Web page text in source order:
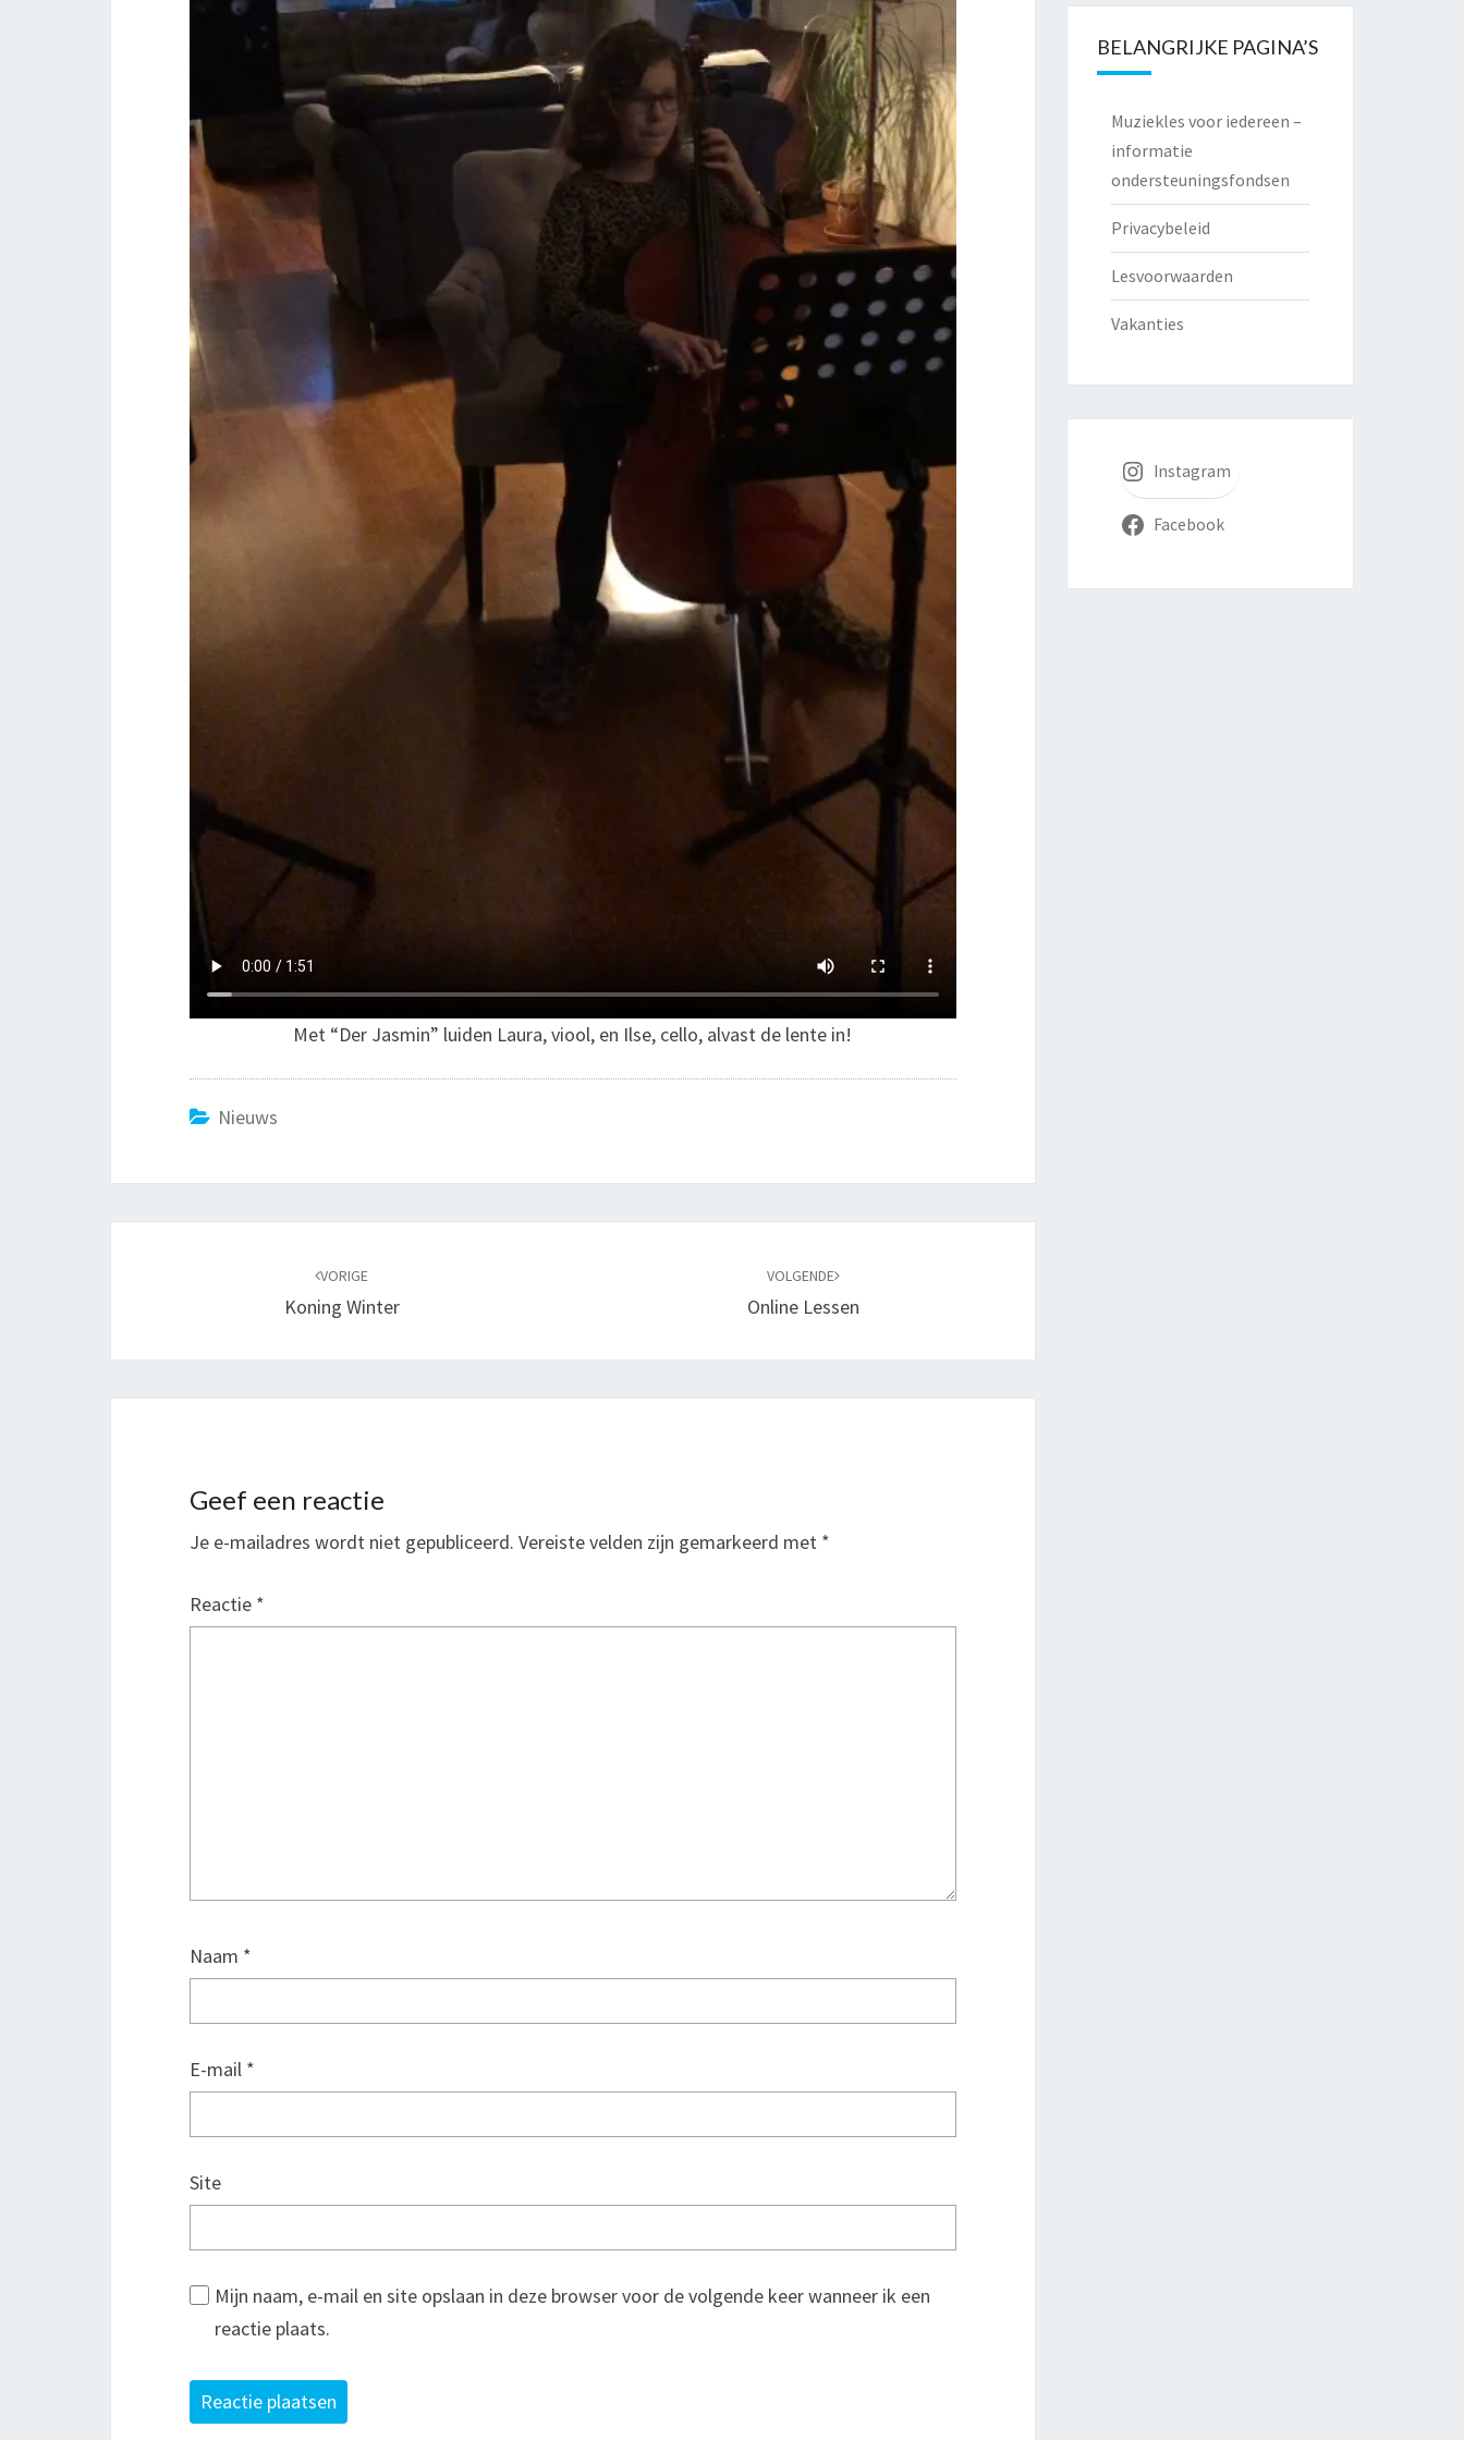
Met “Der Jasmin” luiden Laura, viool, en Ilse, cello, alvast de lente in!
Nieuws
VORIGE
Koning Winter
VOLGENDE
Online Lessen
Geef een reactie
Je e-mailadres wordt niet gepubliceerd. Vereiste velden zijn gemarkeerd met *
Reactie *
Naam *
E-mail *
Site
Mijn naam, e-mail en site opslaan in deze browser voor de volgende keer wanneer ik een
reactie plaats.
BELANGRIJKE PAGINA’S
Muziekles voor iedereen –
informatie
ondersteuningsfondsen
Privacybeleid
Lesvoorwaarden
Vakanties
Instagram
Facebook